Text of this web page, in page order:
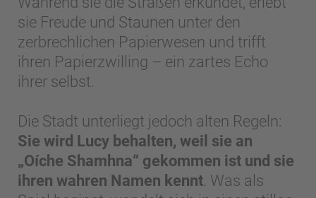
sie Freude und Staunen unter den
zerbrechlichen Papierwesen und trifft
ihren Papierzwilling – ein zartes Echo
ihrer selbst.
Die Stadt unterliegt jedoch alten Regeln:
Sie wird Lucy behalten, weil sie an
„Oíche Shamhna“ gekommen ist und sie
ihren wahren Namen kennt. Was als